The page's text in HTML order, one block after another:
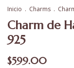
Inicio . Charms .
Charm de
925
$599.00